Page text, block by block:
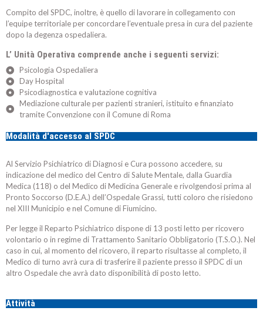
Compito del SPDC, inoltre, è quello di lavorare in collegamento con
l’equipe territoriale per concordare l’eventuale presa in cura del paziente
dopo la degenza ospedaliera.
L’ Unità Operativa comprende anche i seguenti servizi:
Psicologia Ospedaliera
Day Hospital
Psicodiagnostica e valutazione cognitiva
Mediazione culturale per pazienti stranieri, istituito e finanziato
tramite Convenzione con il Comune di Roma
Modalità d'accesso al SPDC
Al Servizio Psichiatrico di Diagnosi e Cura possono accedere, su
indicazione del medico del Centro di Salute Mentale, dalla Guardia
Medica (118) o del Medico di Medicina Generale e rivolgendosi prima al
Pronto Soccorso (D.E.A.) dell’Ospedale Grassi, tutti coloro che risiedono
nel XIII Municipio e nel Comune di Fiumicino.
Per legge il Reparto Psichiatrico dispone di 13 posti letto per ricovero
volontario o in regime di Trattamento Sanitario Obbligatorio (T.S.O.). Nel
caso in cui, al momento del ricovero, il reparto risultasse al completo, il
Medico di turno avrà cura di trasferire il paziente presso il SPDC di un
altro Ospedale che avrà dato disponibilità di posto letto.
Attività